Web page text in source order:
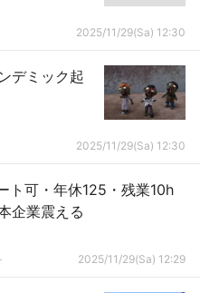
2025/11/29(Sa) 12:30
デミック起
2025/11/29(Sa) 12:30
ト可・年休125・残業10h
企業震える
2025/11/29(Sa) 12:29